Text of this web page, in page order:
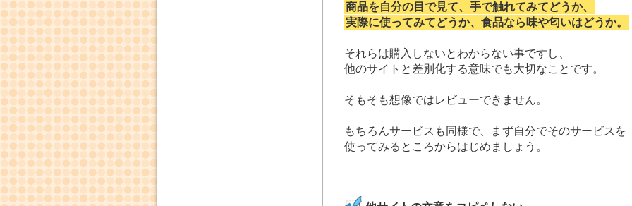
商品を自分の目で見て、手で触れてみてどうか、
実際に使ってみてどうか、食品なら味や匂いはどうか。
それらは購入しないとわからない事ですし、
他のサイトと差別化する意味でも大切なことです。
そもそも想像ではレビューできません。
もちろんサービスも同様で、まず自分でそのサービスを
使ってみるところからはじめましょう。